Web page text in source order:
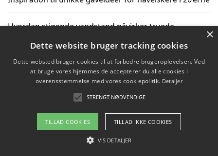
Hvordan stigende vandstand påvirker truede
Sådan vælger du de bedste vandrerygsække til
vandreture i Danmark
Copyright 2026 - Pilanto Aps
Om / kontakt
×
Dette website bruger tracking cookies
Dette websted bruger cookies til at forbedre brugeroplevelsen. Ved
at bruge vores hjemmeside accepterer du alle cookies i
overensstemmelse med vores cookiepolitik. Detaljer
STRENGT NØDVENDIGE
TILLAD COOKIES TILLAD IKKE COOKIES
VIS DETALJER